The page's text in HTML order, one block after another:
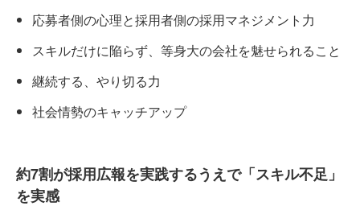
応募者側の心理と採用者側の採用マネジメント力
スキルだけに陥らず、等身大の会社を魅せられること
継続する、やり切る力
社会情勢のキャッチアップ
約7割が採用広報を実践するうえで「スキル不足」
を実感